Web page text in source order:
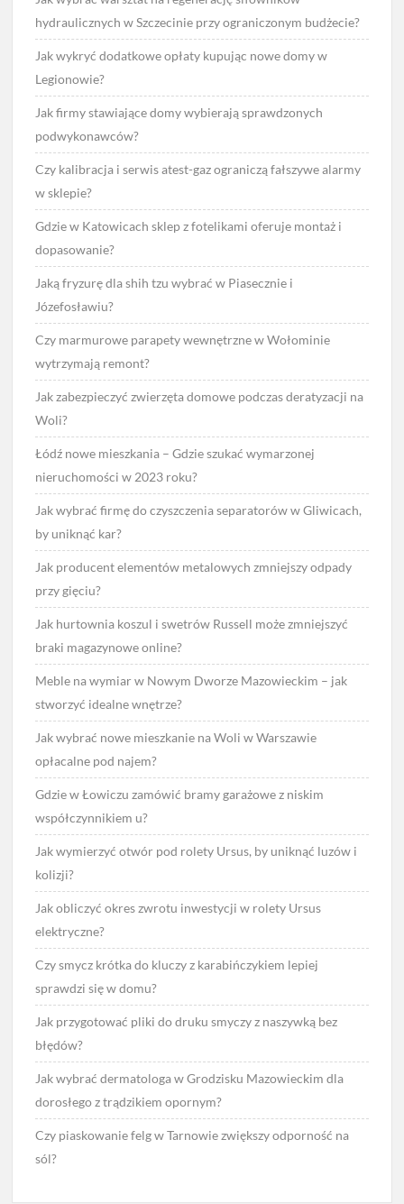
hydraulicznych w Szczecinie przy ograniczonym budżecie?
Jak wykryć dodatkowe opłaty kupując nowe domy w
Legionowie?
Jak firmy stawiające domy wybierają sprawdzonych
podwykonawców?
Czy kalibracja i serwis atest-gaz ograniczą fałszywe alarmy
w sklepie?
Gdzie w Katowicach sklep z fotelikami oferuje montaż i
dopasowanie?
Jaką fryzurę dla shih tzu wybrać w Piasecznie i
Józefosławiu?
Czy marmurowe parapety wewnętrzne w Wołominie
wytrzymają remont?
Jak zabezpieczyć zwierzęta domowe podczas deratyzacji na
Woli?
Łódź nowe mieszkania – Gdzie szukać wymarzonej
nieruchomości w 2023 roku?
Jak wybrać firmę do czyszczenia separatorów w Gliwicach,
by uniknąć kar?
Jak producent elementów metalowych zmniejszy odpady
przy gięciu?
Jak hurtownia koszul i swetrów Russell może zmniejszyć
braki magazynowe online?
Meble na wymiar w Nowym Dworze Mazowieckim – jak
stworzyć idealne wnętrze?
Jak wybrać nowe mieszkanie na Woli w Warszawie
opłacalne pod najem?
Gdzie w Łowiczu zamówić bramy garażowe z niskim
współczynnikiem u?
Jak wymierzyć otwór pod rolety Ursus, by uniknąć luzów i
kolizji?
Jak obliczyć okres zwrotu inwestycji w rolety Ursus
elektryczne?
Czy smycz krótka do kluczy z karabińczykiem lepiej
sprawdzi się w domu?
Jak przygotować pliki do druku smyczy z naszywką bez
błędów?
Jak wybrać dermatologa w Grodzisku Mazowieckim dla
dorosłego z trądzikiem opornym?
Czy piaskowanie felg w Tarnowie zwiększy odporność na
sól?